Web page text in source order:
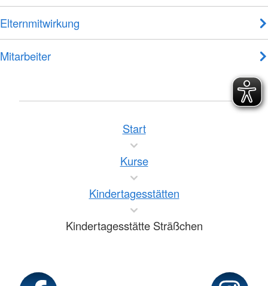
Elternmitwirkung
Mitarbeiter
Start
Kurse
Kindertagesstätten
Kindertagesstätte Sträßchen